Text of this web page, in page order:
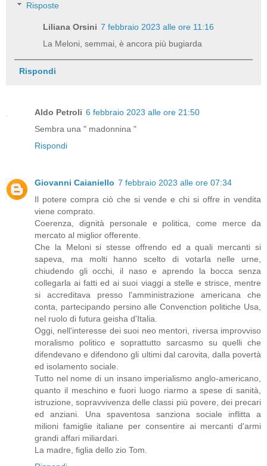
Risposte
Liliana Orsini 7 febbraio 2023 alle ore 11:16
La Meloni, semmai, è ancora più bugiarda
Rispondi
Aldo Petroli 6 febbraio 2023 alle ore 21:50
Sembra una " madonnina "
Rispondi
Giovanni Caianiello 7 febbraio 2023 alle ore 07:34
Il potere compra ciò che si vende e chi si offre in vendita
viene comprato.
Coerenza, dignità personale e politica, come merce da
mercato al miglior offerente.
Che la Meloni si stesse offrendo ed a quali mercanti si
sapeva, ma molti hanno scelto di votarla nelle urne,
chiudendo gli occhi, il naso e aprendo la bocca senza
collegarla ai fatti ed ai suoi viaggi a stelle e strisce, mentre
si accreditava presso l'amministrazione americana che
conta, partecipando persino alle Convenction politiche Usa,
nel ruolo di futura geisha d'Italia.
Oggi, nell'interesse dei suoi neo mentori, riversa improvviso
moralismo politico e soprattutto sarcasmo su quelli che
difendevano e difendono gli ultimi dal carovita, dalla povertà
ed isolamento sociale.
Tutto nel nome di un insano imperialismo anglo-americano,
quanto il meschino e fuori luogo riarmo a spese di sanità,
istruzione, sopravvivenza delle classi più povere, dei precari
ed anziani. Una spaventosa sanziona sociale inflitta a
milioni famiglie italiane per consentire ai mercanti d'armi
grandi affari miliardari.
La madre, figlia dello zio Tom.